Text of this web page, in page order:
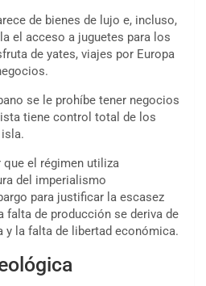
de bienes de lujo e, incluso,
el acceso a juguetes para los
de yates, viajes por Europa
se le prohíbe tener negocios
tiene control total de los
que el régimen utiliza
del imperialismo
para justificar la escasez
falta de producción se deriva de
y la falta de libertad económica.